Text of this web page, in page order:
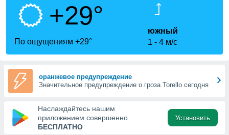
Вы можете
к этому
доступ
+29°
По ощущениям +29°
южный
1
4 м/с
оранжевое предупреждение
Значительное предупреждение о гроза Torello сегодня
Наслаждайтесь нашим
приложением совершенно
БЕСПЛАТНО
Установить